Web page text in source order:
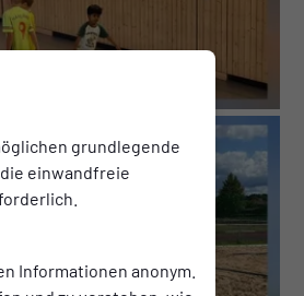
grundlegende
einwandfreie
Informationen anonym.